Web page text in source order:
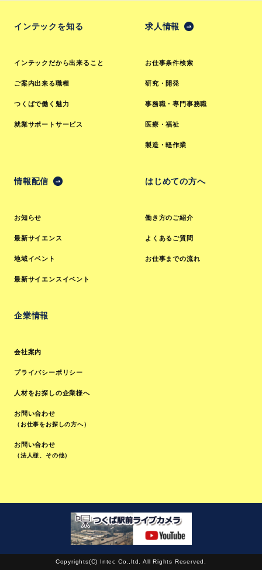
インテックを知る
インテックだから出来ること
ご案内出来る職種
つくばで働く魅力
就業サポートサービス
求人情報
お仕事条件検索
研究・開発
事務職・専門事務職
医療・福祉
製造・軽作業
情報配信
お知らせ
最新サイエンス
地域イベント
最新サイエンスイベント
はじめての方へ
働き方のご紹介
よくあるご質問
お仕事までの流れ
企業情報
会社案内
プライバシーポリシー
人材をお探しの企業様へ
お問い合わせ
（お仕事をお探しの方へ）
お問い合わせ
（法人様、その他）
Copyrights(C) Intec Co.,ltd. All Rights Reserved.